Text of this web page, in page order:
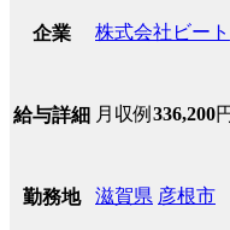
企業 株式会社ビート
給与詳細 月収例 336,200円
勤務地 滋賀県 彦根市